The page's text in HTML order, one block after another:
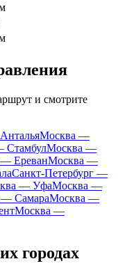
и смотрите
Москва —
СтамбулМосква —
ЕреванМосква —
Санкт-Петербург —
— УфаМосква —
СамараМосква —
Москва —
городах